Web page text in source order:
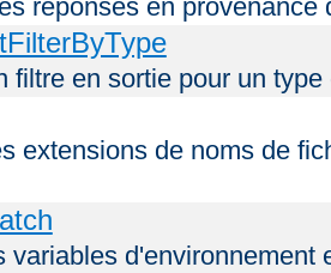
réponses en provenance
filtre en sortie pour un
extensions de noms de
variables d'environnement